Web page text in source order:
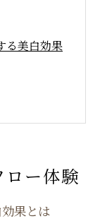
る美白効果
のメカニズ
ー体験
果とは